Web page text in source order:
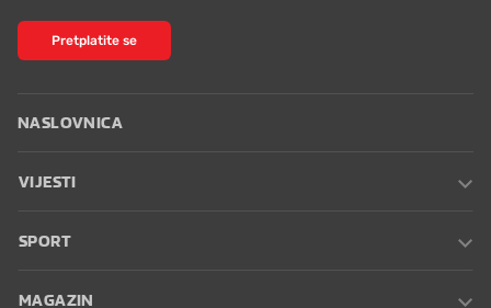
Pretplatite se
NASLOVNICA
VIJESTI
SPORT
MAGAZIN